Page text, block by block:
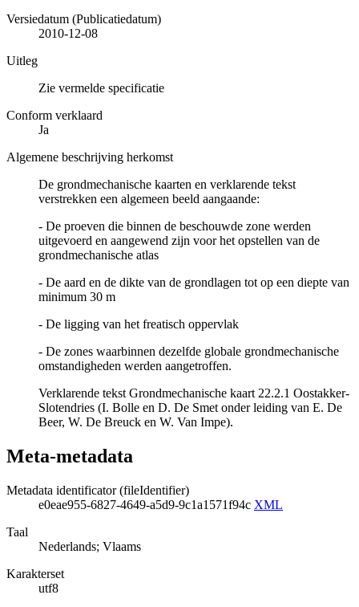
Versiedatum (Publicatiedatum)
2010-12-08
Uitleg
Zie vermelde specificatie
Conform verklaard
Ja
Algemene beschrijving herkomst
De grondmechanische kaarten en verklarende tekst
verstrekken een algemeen beeld aangaande:
- De proeven die binnen de beschouwde zone werden
uitgevoerd en aangewend zijn voor het opstellen van de
grondmechanische atlas
- De aard en de dikte van de grondlagen tot op een diepte van
minimum 30 m
- De ligging van het freatisch oppervlak
- De zones waarbinnen dezelfde globale grondmechanische
omstandigheden werden aangetroffen.
Verklarende tekst Grondmechanische kaart 22.2.1 Oostakker-
Slotendries (I. Bolle en D. De Smet onder leiding van E. De
Beer, W. De Breuck en W. Van Impe).
Meta-metadata
Metadata identificator (fileIdentifier)
e0eae955-6827-4649-a5d9-9c1a1571f94c XML
Taal
Nederlands; Vlaams
Karakterset
utf8